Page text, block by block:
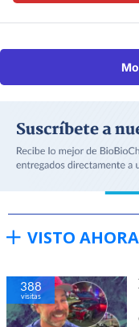
VISTO AHORA
388
visitas